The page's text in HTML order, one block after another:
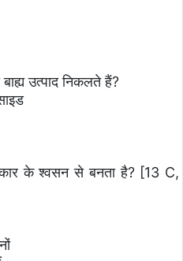
उत्पाद निकलते हैं?
के श्वसन से बनता है? [13 C,